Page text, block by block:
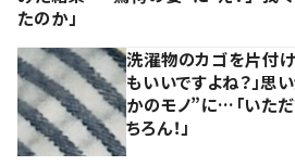
たのか」
洗濯物のカゴを片付け
もいいですよね？」思
かのモノ”に…「いただ
ちろん！」